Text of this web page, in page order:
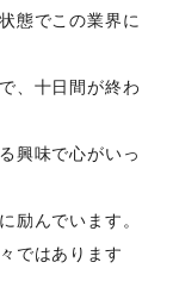
態でこの業界に
、十日間が終わ
興味で心がいっ
励んでいます。
ではあります